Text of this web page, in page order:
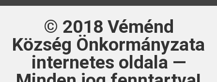
© 2018 Véménd
Község Önkormányzata
internetes oldala —